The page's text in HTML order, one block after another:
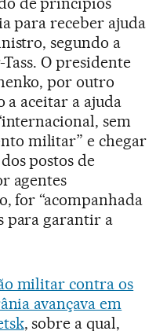
para receber ajuda
segundo a
O presidente
por outro
a aceitar a ajuda
sem
militar” e chegar
postos de
agentes
for “acompanhada
para garantir a
militar contra os
avançava em
, sobre a qual,